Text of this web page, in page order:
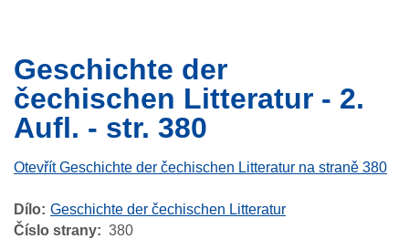
Geschichte der
čechischen Litteratur - 2.
Aufl. - str. 380
Otevřít Geschichte der čechischen Litteratur na straně 380
Dílo Geschichte der čechischen Litteratur
Číslo strany
380